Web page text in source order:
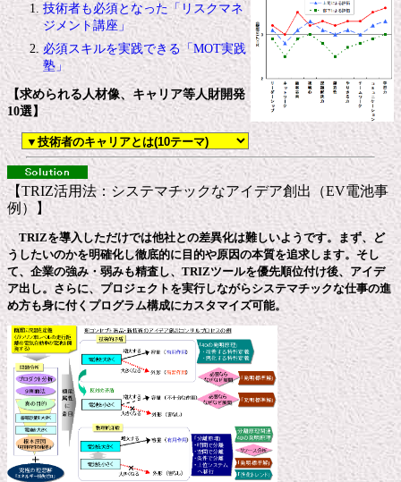
技術者も必須となった「リスクマネ
ジメント講座」
必須スキルを実践できる「MOT実践
塾」
【求められる人材像、キャリア等人財開発
10選】
【TRIZ活用法：システマチックなアイデア創出（EV電池事
例）】
TRIZを導入しただけでは他社との差異化は難しいようです。まず、ど
うしたいのかを明確化し徹底的に目的や原因の本質を追求します。そし
て、企業の強み・弱みも精査し、TRIZツールを優先順位付け後、アイデ
ア出し。さらに、プロジェクトを実行しながらシステマチックな仕事の進
め方も身に付くプログラム構成にカスタマイズ可能。